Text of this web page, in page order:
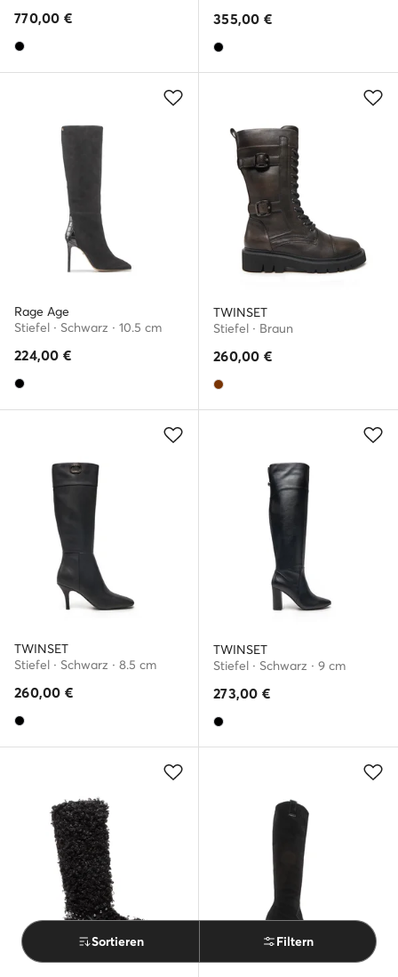
Sortieren Filtern
770,00 € 355,00 €
Rage Age
Stiefel · Schwarz · 10.5 cm
224,00 €
TWINSET
Stiefel · Braun
260,00 €
TWINSET
Stiefel · Schwarz · 8.5 cm
260,00 €
TWINSET
Stiefel · Schwarz · 9 cm
273,00 €